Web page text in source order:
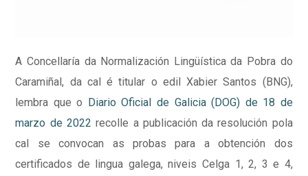
A Concellaría da Normalización Lingüística da Pobra do
Caramiñal, da cal é titular o edil Xabier Santos (BNG),
lembra que o Diario Oficial de Galicia (DOG) de 18 de
marzo de 2022 recolle a publicación da resolución pola
cal se convocan as probas para a obtención dos
certificados de lingua galega, niveis Celga 1, 2, 3 e 4,